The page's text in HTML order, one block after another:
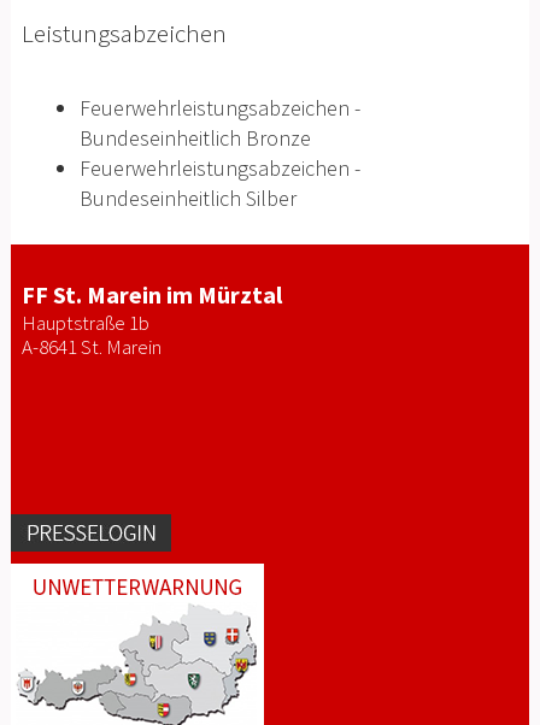
Leistungsabzeichen
Feuerwehrleistungsabzeichen -
Bundeseinheitlich Bronze
Feuerwehrleistungsabzeichen -
Bundeseinheitlich Silber
FF St. Marein im Mürztal
Hauptstraße 1b
A-8641 St. Marein